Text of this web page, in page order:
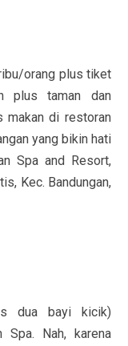
orang plus tiket
plus taman dan
makan di restoran
yang bikin hati
Spa and Resort,
Kec. Bandungan,
dua bayi kicik)
Spa. Nah, karena